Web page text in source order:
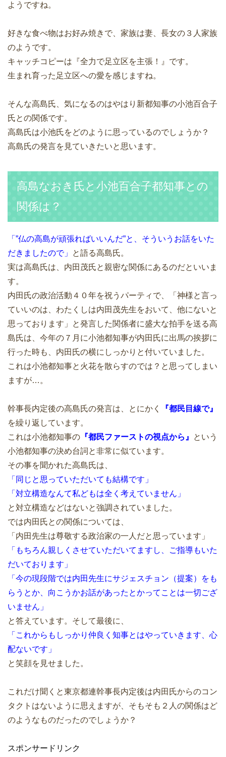
ようですね。
好きな食べ物はお好み焼きで、家族は妻、長女の３人家族
のようです。
キャッチコピーは『全力で足立区を主張！』です。
生まれ育った足立区への愛を感じますね。
そんな高島氏、気になるのはやはり新都知事の小池百合子
氏との関係です。
高島氏は小池氏をどのように思っているのでしょうか？
高島氏の発言を見ていきたいと思います。
高島なおき氏と小池百合子都知事との
関係は？
「”仏の高島が頑張ればいいんだ”と、そういうお話をいた
だきましたので」
と語る高島氏。
実は高島氏は、内田茂氏と親密な関係にあるのだといいま
す。
内田氏の政治活動４０年を祝うパーティで、「神様と言っ
ていいのは、わたくしは内田茂先生をおいて、他にないと
思っております」と発言した関係者に盛大な拍手を送る高
島氏は、今年の７月に小池都知事が内田氏に出馬の挨拶に
行った時も、内田氏の横にしっかりと付いていました。
これは小池都知事と火花を散らすのでは？と思ってしまい
ますが…。
幹事長内定後の高島氏の発言は、とにかく
『都民目線で』
を繰り返しています。
これは小池都知事の 『都民ファーストの視点から』
という
小池都知事の決め台詞と非常に似ています。
その事を聞かれた高島氏は、
「同じと思っていただいても結構です」
「対立構造なんて私どもは全く考えていません」
と対立構造などはないと強調されていました。
では内田氏との関係については、
「内田先生は尊敬する政治家の一人だと思っています」
「もちろん親しくさせていただいてますし、ご指導もいた
だいております」
「今の現段階では内田先生にサジェスチョン（提案）をも
らうとか、向こうかお話があったとかってことは一切ござ
いません」
と答えています。そして最後に、
「これからもしっかり仲良く知事とはやっていきます、心
配ないです」
と笑顔を見せました。
これだけ聞くと東京都連幹事長内定後は内田氏からのコン
タクトはないように思えますが、そもそも２人の関係はど
のようなものだったのでしょうか？
スポンサードリンク